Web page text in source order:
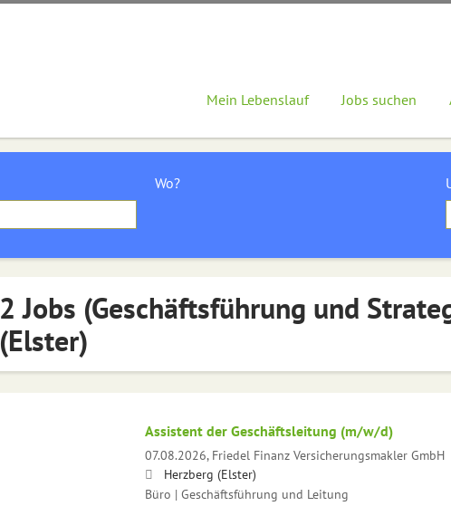
Mein Lebenslauf Jobs suchen
Wo?
2 Jobs (Geschäftsführung und
(Elster)
Assistent der Geschäftsleitung (m/w/d)
07.08.2026, Friedel Finanz Versicherungsmakler GmbH
Herzberg (Elster)
Büro | Geschäftsführung und Leitung